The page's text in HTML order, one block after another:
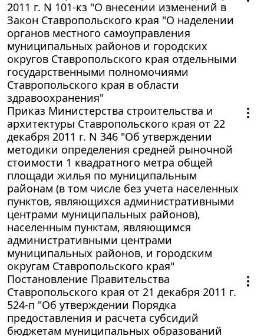
2011 г. N 101-кз "О внесении изменений в
Закон Ставропольского края "О наделении
органов местного самоуправления
муниципальных районов и городских
округов Ставропольского края отдельными
государственными полномочиями
Ставропольского края в области
здравоохранения"
Приказ Министерства строительства и
архитектуры Ставропольского края от 22
декабря 2011 г. N 346 "Об утверждении
методики определения средней рыночной
стоимости 1 квадратного метра общей
площади жилья по муниципальным
районам (в том числе без учета населенных
пунктов, являющихся административными
центрами муниципальных районов),
населенным пунктам, являющимся
административными центрами
муниципальных районов, и городским
округам Ставропольского края"
Постановление Правительства
Ставропольского края от 21 декабря 2011 г.
524-п "Об утверждении Порядка
предоставления и расчета субсидий
бюджетам муниципальных образований